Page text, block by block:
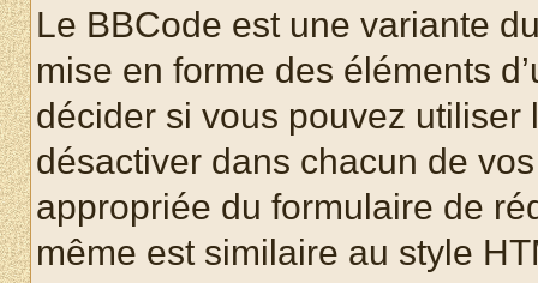
Le BBCode est une variante
mise en forme des éléments
décider si vous pouvez
désactiver dans chacun de
appropriée du formulaire de
même est similaire au style